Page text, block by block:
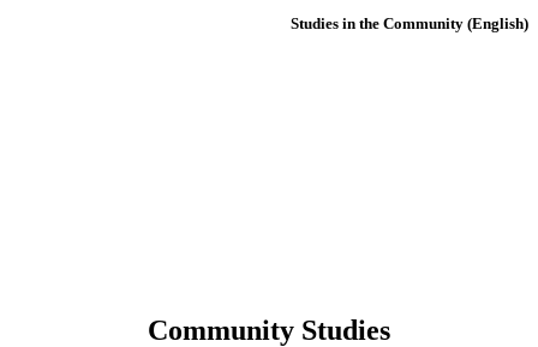
(English) Studies in the Community
Community Studies